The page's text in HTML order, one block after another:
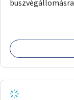
buszvégállomásra